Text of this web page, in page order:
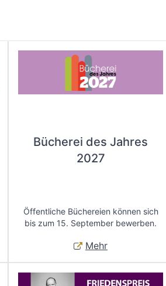
Bücherei des Jahres
2027
Öffentliche Büchereien können sich
bis zum 15. September bewerben.
Mehr